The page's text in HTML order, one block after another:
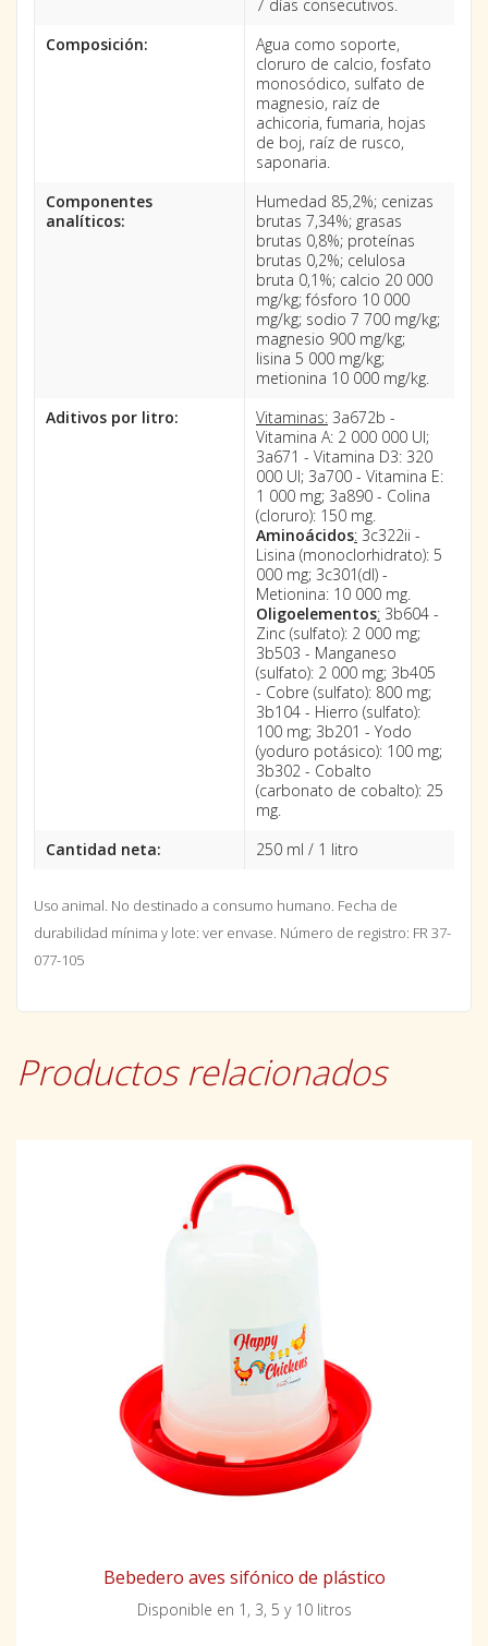
7 días consecutivos.
Composición:
Agua como soporte,
cloruro de calcio, fosfato
monosódico, sulfato de
magnesio, raíz de
achicoria, fumaria, hojas
de boj, raíz de rusco,
saponaria.
Componentes
analíticos:
Humedad 85,2%; cenizas
brutas 7,34%; grasas
brutas 0,8%; proteínas
brutas 0,2%; celulosa
bruta 0,1%; calcio 20 000
mg/kg; fósforo 10 000
mg/kg; sodio 7 700 mg/kg;
magnesio 900 mg/kg;
lisina 5 000 mg/kg;
metionina 10 000 mg/kg.
Aditivos por litro:
Vitaminas: 3a672b -
Vitamina A: 2 000 000 UI;
3a671 - Vitamina D3: 320
000 UI; 3a700 - Vitamina E:
1 000 mg; 3a890 - Colina
(cloruro): 150 mg.
Aminoácidos: 3c322ii -
Lisina (monoclorhidrato): 5
000 mg; 3c301(dl) -
Metionina: 10 000 mg.
Oligoelementos: 3b604 -
Zinc (sulfato): 2 000 mg;
3b503 - Manganeso
(sulfato): 2 000 mg; 3b405
- Cobre (sulfato): 800 mg;
3b104 - Hierro (sulfato):
100 mg; 3b201 - Yodo
(yoduro potásico): 100 mg;
3b302 - Cobalto
(carbonato de cobalto): 25
mg.
Cantidad neta:
250 ml / 1 litro
Uso animal. No destinado a consumo humano. Fecha de
durabilidad mínima y lote: ver envase. Número de registro: FR 37-
077-105
Productos relacionados
Bebedero aves sifónico de plástico
Disponible en 1, 3, 5 y 10 litros